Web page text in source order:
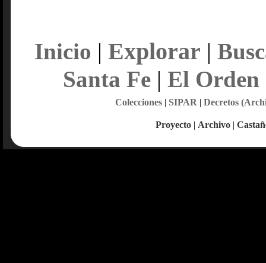
Inicio | Explorar |
Santa Fe| El Orden
Colecciones| SIPAR | Decretos
Proyecto | Archivo |